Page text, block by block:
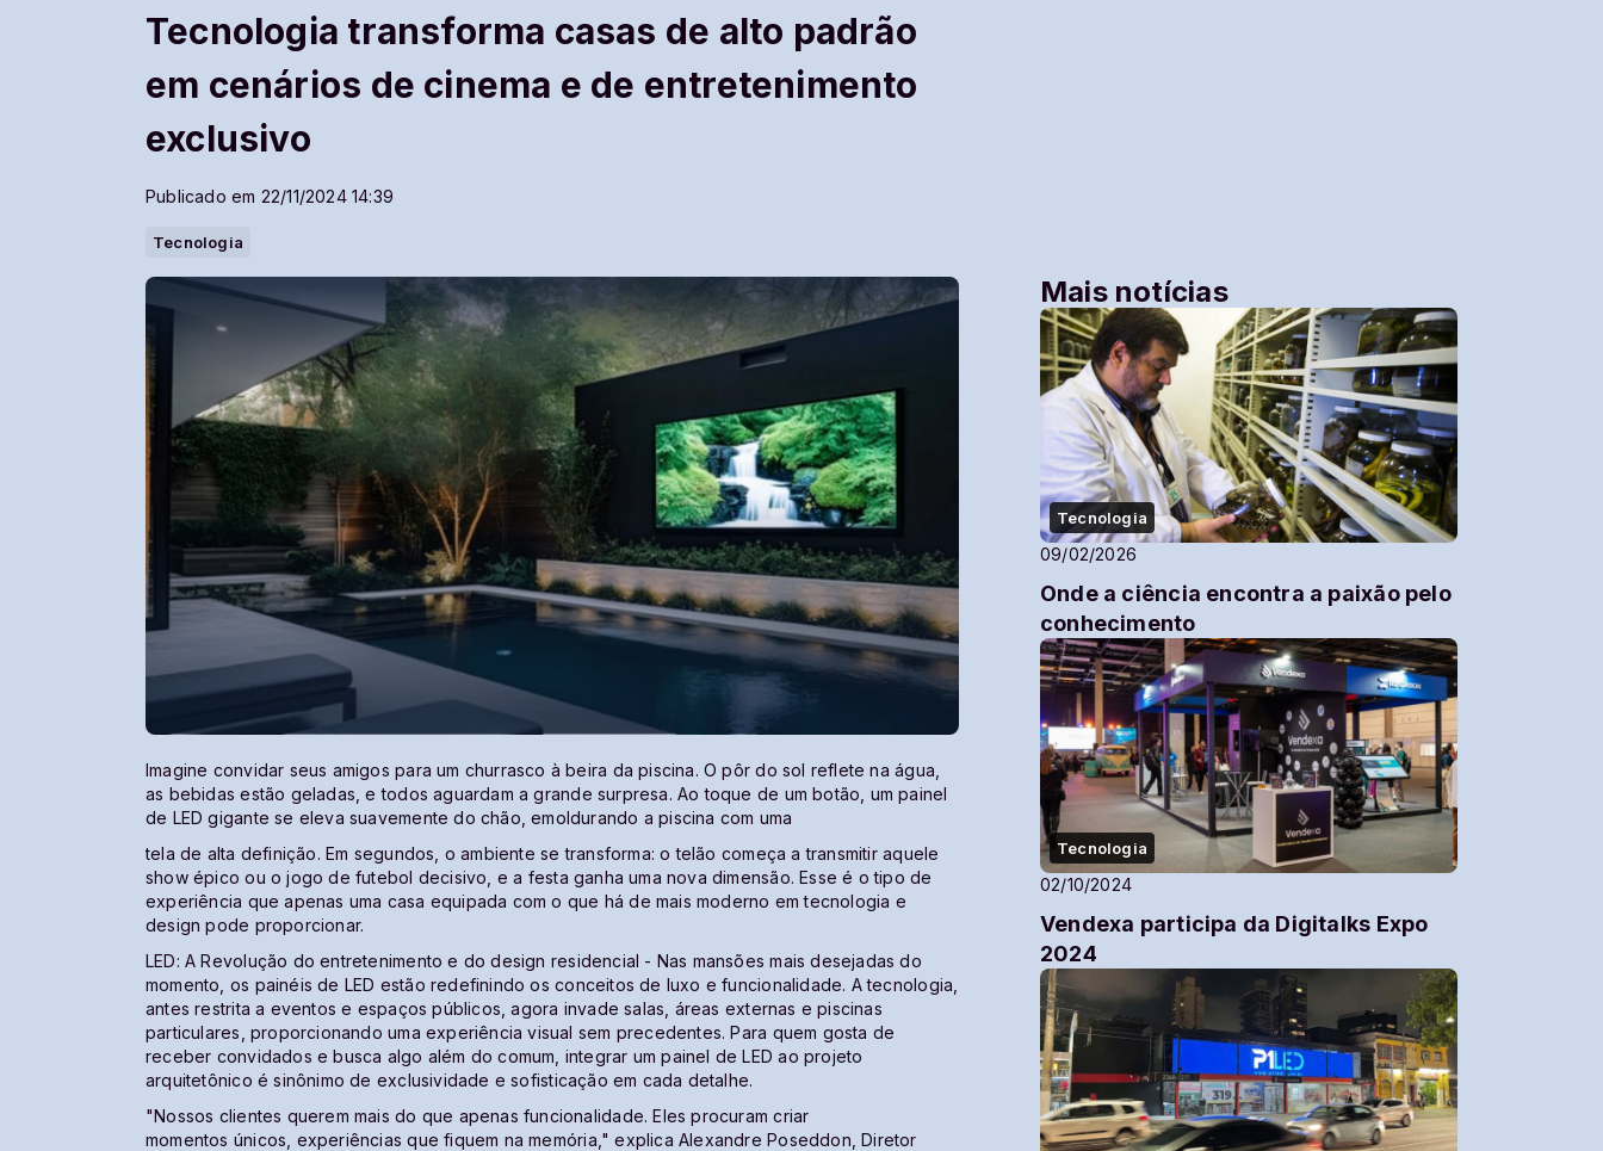
Tecnologia transforma casas de alto padrão
em cenários de cinema e de entretenimento
exclusivo
Publicado em 22/11/2024 14:39
Tecnologia
Imagine convidar seus amigos para um churrasco à beira da piscina. O pôr do sol reflete na água,
as bebidas estão geladas, e todos aguardam a grande surpresa. Ao toque de um botão, um painel
de LED gigante se eleva suavemente do chão, emoldurando a piscina com uma
tela de alta definição. Em segundos, o ambiente se transforma: o telão começa a transmitir aquele
show épico ou o jogo de futebol decisivo, e a festa ganha uma nova dimensão. Esse é o tipo de
experiência que apenas uma casa equipada com o que há de mais moderno em tecnologia e
design pode proporcionar.
LED: A Revolução do entretenimento e do design residencial - Nas mansões mais desejadas do
momento, os painéis de LED estão redefinindo os conceitos de luxo e funcionalidade. A tecnologia,
antes restrita a eventos e espaços públicos, agora invade salas, áreas externas e piscinas
particulares, proporcionando uma experiência visual sem precedentes. Para quem gosta de
receber convidados e busca algo além do comum, integrar um painel de LED ao projeto
arquitetônico é sinônimo de exclusividade e sofisticação em cada detalhe.
"Nossos clientes querem mais do que apenas funcionalidade. Eles procuram criar
momentos únicos, experiências que fiquem na memória," explica Alexandre Poseddon, Diretor
Mais notícias
Tecnologia
09/02/2026
Onde a ciência encontra a paixão pelo
conhecimento
Tecnologia
02/10/2024
Vendexa participa da Digitalks Expo
2024